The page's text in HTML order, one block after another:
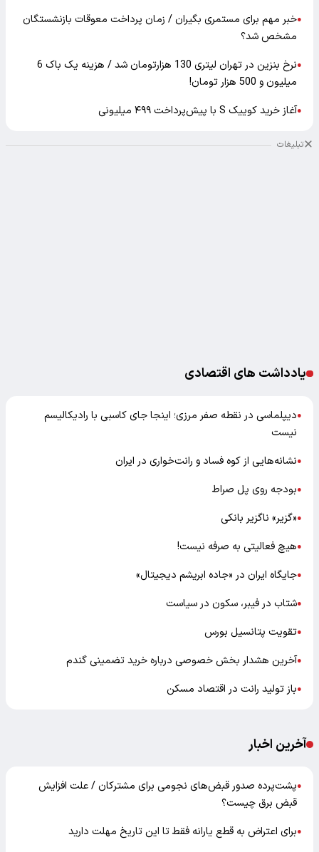
●خبر مهم برای مستمری بگیران / زمان پرداخت معوقات بازنشستگان
مشخص شد؟
●
نرخ بنزین در تهران لیتری 130 هزارتومان شد / هزینه یک باک 6
میلیون و 500 هزار تومان!
●آغاز خرید کوییک S با پیش‌پرداخت ۴۹۹ میلیونی
تبلیغات
یادداشت های اقتصادی
●دیپلماسی در نقطه صفر مرزی؛ اینجا جای کاسبی با رادیکالیسم
نیست
●نشانه‌هایی از کوه فساد و رانت‌خواری در ایران
●بودجه روی پل صراط
●«گزیر» ناگزیر بانکی
●هیچ فعالیتی به صرفه نیست!
●جایگاه ایران در «جاده ابریشم دیجیتال»
●شتاب در فیبر، سکون در سیاست
●تقویت پتانسیل بورس
●آخرین هشدار بخش خصوصی درباره خرید تضمینی گندم
●باز تولید رانت در اقتصاد مسکن
آخرین اخبار
●پشت‌پرده صدور قبض‌های نجومی برای مشترکان / علت افزایش
قبض برق چیست؟
●برای اعتراض به قطع یارانه فقط تا این تاریخ مهلت دارید